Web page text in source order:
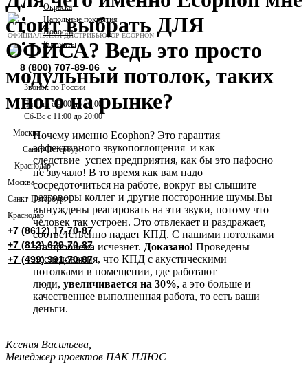
ОФИЦИАЛЬНЫЙ ДИСТРИБЬЮТОР ECOPHON
8 (800) 707-89-06
Звонок по России
Пн-Птн с 9:00 до 20:00
Сб-Вс с 11:00 до 20:00
Москва
Санкт-Петербург
Краснодар
Москва
Санкт-Петербург
Краснодар
+7 (8612) 17-70-87
+7 (812) 629-70-87
+7 (499) 991-70-87
Окраска
Напольные покрытия
Новости
Контакты
стоит выбрать ДЛЯ
ОФИСА? Ведь это просто
модульный потолок, таких
много на рынке?
Почему именно Ecophon? Это гарантия
эффективного звукопоглощения и как
следствие успех предприятия, как бы это пафосно
не звучало! В то время как вам надо
сосредоточиться на работе, вокруг вы слышите
разговоры коллег и другие посторонние шумы.Вы
вынуждены реагировать на эти звуки, потому что
человек так устроен. Это отвлекает и раздражает,
соответственно падает КПД. С нашими потолками
эта проблема исчезнет. Доказано! Проведены
исследования, что КПД с акустическими
потолками в помещении, где работают
люди, увеличивается на 30%, а это больше и
качественнее выполненная работа, то есть ваши
деньги.
Ксения Васильева,
Менеджер проектов ПАК ПЛЮС